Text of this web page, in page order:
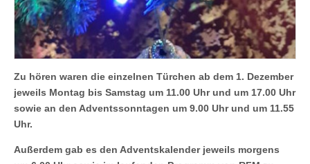
Zu hören waren die einzelnen Türchen ab dem 1. Dezember
jeweils Montag bis Samstag um 11.00 Uhr und um 17.00 Uhr
sowie an den Adventssonntagen um 9.00 Uhr und um 11.55
Uhr.
Außerdem gab es den Adventskalender jeweils morgens